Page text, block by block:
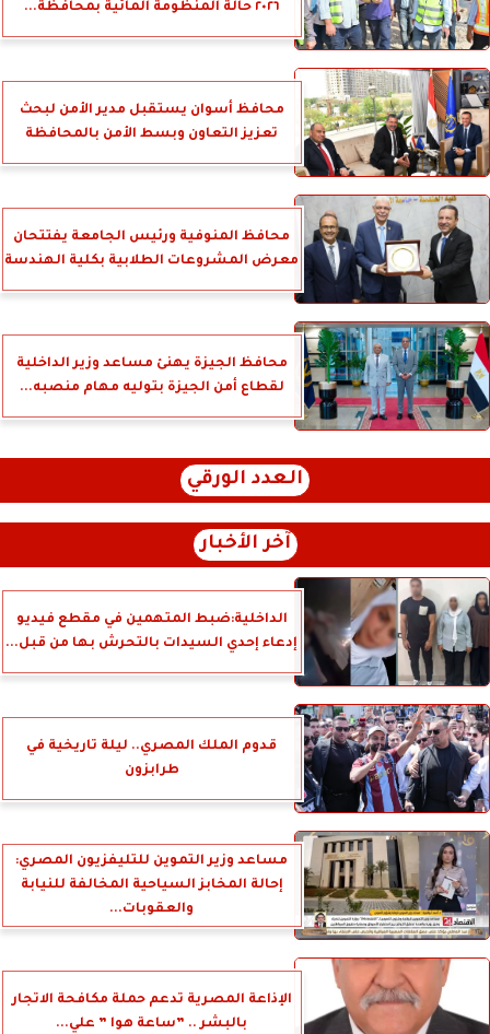
٢٠٢٦ حالة المنظومة المائية بمحافظة...
محافظ أسوان يستقبل مدير الأمن لبحث
تعزيز التعاون وبسط الأمن بالمحافظة
محافظ المنوفية ورئيس الجامعة يفتتحان
معرض المشروعات الطلابية بكلية الهندسة
محافظ الجيزة يهنئ مساعد وزير الداخلية
لقطاع أمن الجيزة بتوليه مهام منصبه...
العدد الورقي
آخر الأخبار
الداخلية:ضبط المتهمين في مقطع فيديو
إدعاء إحدي السيدات بالتحرش بها من قبل...
قدوم الملك المصري.. ليلة تاريخية في
طرابزون
مساعد وزير التموين للتليفزيون المصري:
إحالة المخابز السياحية المخالفة للنيابة
والعقوبات...
الإذاعة المصرية تدعم حملة مكافحة الاتجار
بالبشر .. ”ساعة هوا ” علي...